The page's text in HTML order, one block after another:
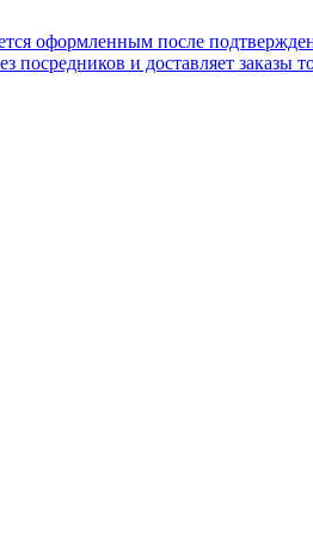
оформленным после
посредников и доставляет